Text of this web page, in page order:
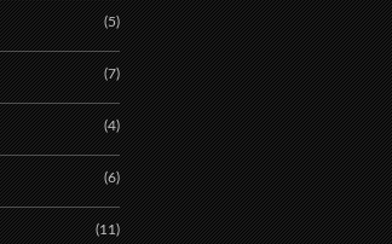
(5)
(7)
(4)
(6)
(11)